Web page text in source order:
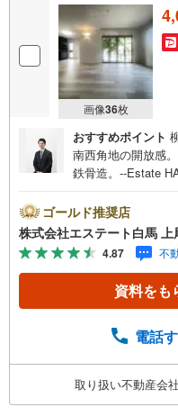
画像36枚
おすすめポイント
南西角地の開放感
鉄骨造。--Estate
で、車の出し入れ
族が集まる空間に
冬の日中もぽかぽ
年4月完了）】・水
備で新生活を。・
理が楽しくなる
お店です。◇店内
ォーム完了予定の
の駐車スペースや
ゴールド推奨店
株式会社エステート白馬 上
4.87 不
資料をも
電話
取り扱い不動産会